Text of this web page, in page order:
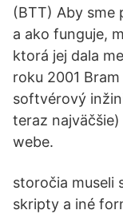
(BTT) Aby sme
a ako funguje,
ktorá jej dala
roku 2001
softvérový
teraz
webe.
storočia museli
skripty a iné